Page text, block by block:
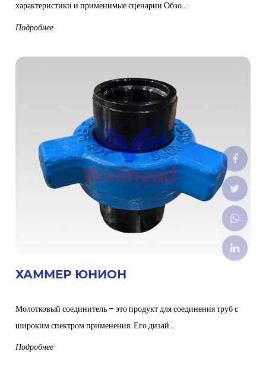
характеристики и применимые сценарии Обзо...
Подробнее
ХАММЕР ЮНИОН
Молотковый соединитель – это продукт для соединения труб с
широким спектром применения. Его дизай...
Подробнее